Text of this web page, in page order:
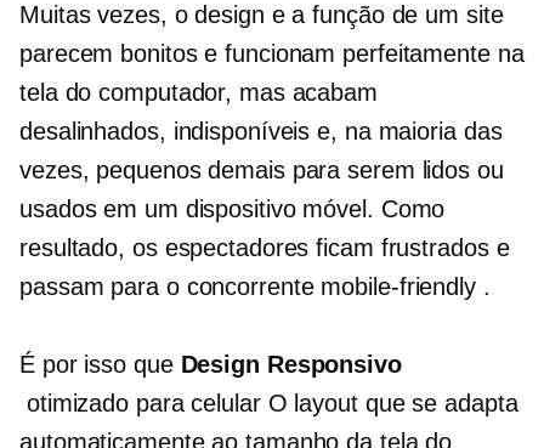
Muitas vezes, o design e a função de um site
parecem bonitos e funcionam perfeitamente na
tela do computador, mas acabam
desalinhados, indisponíveis e, na maioria das
vezes, pequenos demais para serem lidos ou
usados ​​em um dispositivo móvel. Como
resultado, os espectadores ficam frustrados e
passam para o concorrente mobile-friendly.
É por isso que Design Responsivo
otimizado para celularO layout que se adapta
automaticamente ao tamanho da tela do